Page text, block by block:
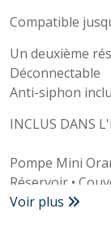
Compatible
Un deuxième
Déconnectable
Anti-siphon
INCLUS DANS
Pompe Mini
Réservoir •
1,5 m •
Voir plus